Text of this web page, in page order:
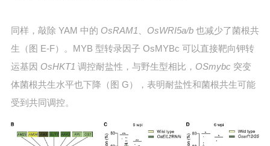
同样，敲除 YAM 中的 OsRAM1 OsWRI5a/b也减少了菌根共
生（图 E-F）。MYB 型转录因子 OsMYBc 可以直接靶向钾转
运基因 OsHKT1 调控耐盐性，与野生型相比， OSmybc 突变
体菌根共生水平也下降（图 G），表明耐盐性和菌根共生可能
受到共同调控。